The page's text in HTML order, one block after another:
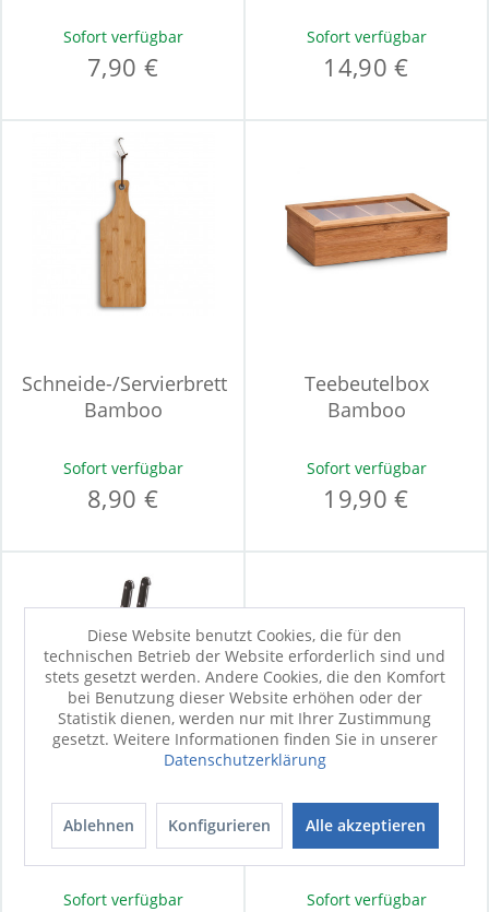
Sofort verfügbar
7,90 €
Sofort verfügbar
14,90 €
Schneide-/Servierbrett
Bamboo
Sofort verfügbar
8,90 €
Teebeutelbox
Bamboo
Sofort verfügbar
19,90 €
Messerblock Bamboo
Sofort verfügbar
Schneidebrett Akazie
Sofort verfügbar
Diese Website benutzt Cookies, die für den
technischen Betrieb der Website erforderlich sind und
stets gesetzt werden. Andere Cookies, die den Komfort
bei Benutzung dieser Website erhöhen oder der
Statistik dienen, werden nur mit Ihrer Zustimmung
gesetzt. Weitere Informationen finden Sie in unserer
Datenschutzerklärung
Ablehnen Konfigurieren Alle akzeptieren